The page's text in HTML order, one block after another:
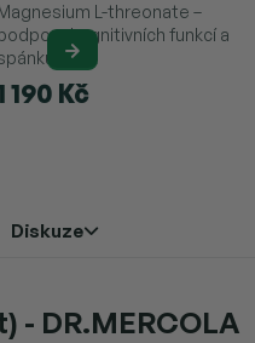
190 Kč
L-threonate –
kognitivních funkcí a
Diskuze
- DR.MERCOLA